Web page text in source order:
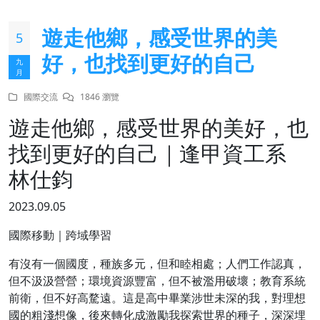
5
九
月
遊走他鄉，感受世界的美
好，也找到更好的自己
國際交流 1846 瀏覽
遊走他鄉，感受世界的美好，也
找到更好的自己｜逢甲資工系
林仕鈞
2023.09.05
國際移動｜跨域學習
有沒有一個國度，種族多元，但和睦相處；人們工作認真，
但不汲汲營營；環境資源豐富，但不被濫用破壞；教育系統
前衛，但不好高騖遠。這是高中畢業涉世未深的我，對理想
國的粗淺想像，後來轉化成激勵我探索世界的種子，深深埋